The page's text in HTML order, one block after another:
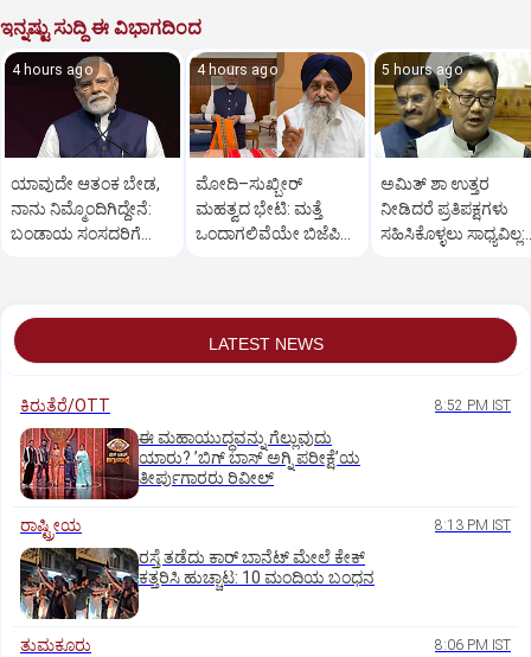
ಇನ್ನಷ್ಟು ಸುದ್ದಿ ಈ ವಿಭಾಗದಿಂದ
4 hours ago
ಯಾವುದೇ ಆತಂಕ ಬೇಡ,
ನಾನು ನಿಮ್ಮೊಂದಿಗಿದ್ದೇನೆ:
ಬಂಡಾಯ ಸಂಸದರಿಗೆ
4 hours ago
ಮೋದಿ–ಸುಖ್ಬೀರ್
ಮಹತ್ವದ ಭೇಟಿ: ಮತ್ತೆ
ಒಂದಾಗಲಿವೆಯೇ ಬಿಜೆಪಿ–
5 hours ago
ಅಮಿತ್ ಶಾ ಉತ್ತರ
ನೀಡಿದರೆ ಪ್ರತಿಪಕ್ಷಗಳು
ಸಹಿಸಿಕೊಳ್ಳಲು ಸಾಧ್ಯವಿಲ್ಲ:
LATEST NEWS
ಕಿರುತೆರೆ/OTT 8:52 PM IST
ಈ ಮಹಾಯುದ್ಧವನ್ನು ಗೆಲ್ಲುವುದು
ಯಾರು? ʼಬಿಗ್‌ ಬಾಸ್‌ ಅಗ್ನಿ ಪರೀಕ್ಷೆʼಯ
ತೀರ್ಪುಗಾರರು ರಿವೀಲ್
ರಾಷ್ಟ್ರೀಯ 8:13 PM IST
ರಸ್ತೆ ತಡೆದು ಕಾರ್ ಬಾನೆಟ್ ಮೇಲೆ ಕೇಕ್
ಕತ್ತರಿಸಿ ಹುಚ್ಚಾಟ: 10 ಮಂದಿಯ ಬಂಧನ
ತುಮಕೂರು 8:06 PM IST